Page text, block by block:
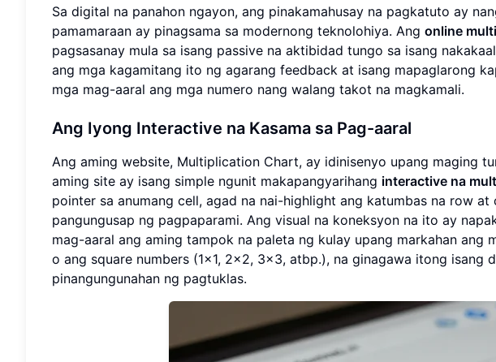
Sa digital na panahon ngayon, ang pinakamahusay na pagkatuto ay
pamamaraan ay pinagsama sa modernong teknolohiya. Ang online
pagsasanay mula sa isang passive na aktibidad tungo sa isang
ang mga kagamitang ito ng agarang feedback at isang mapaglarong
mga mag-aaral ang mga numero nang walang takot na magkamali.
Ang Iyong Interactive na Kasama sa Pag-aaral
Ang aming website, Multiplication Chart, ay idinisenyo upang maging
aming site ay isang simple ngunit makapangyarihang interactive na
pointer sa anumang cell, agad na nai-highlight ang katumbas na row
pangungusap ng pagpaparami. Ang visual na koneksyon na ito ay
mag-aaral ang aming tampok na paleta ng kulay upang markahan ang
o ang square numbers (1x1, 2x2, 3x3, atbp.), na ginagawa itong isang
pinangungunahan ng pagtuklas.